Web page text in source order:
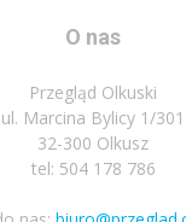
O nas
Przegląd Olkuski
ul. Marcina Bylicy 1/301
32-300 Olkusz
tel: 504 178 786